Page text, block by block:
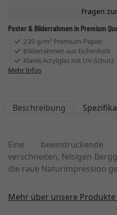
Fragen
Poster & Bilderrahmen in Premium
230 g/m² Premium-Papier
Bilderrahmen aus Eichenholz
Klares Acrylglas mit UV-Schutz
Mehr Infos
Beschreibung
Eine beeindruckende
verschneiten, felsigen
die raue Naturimpression
Mehr über unsere